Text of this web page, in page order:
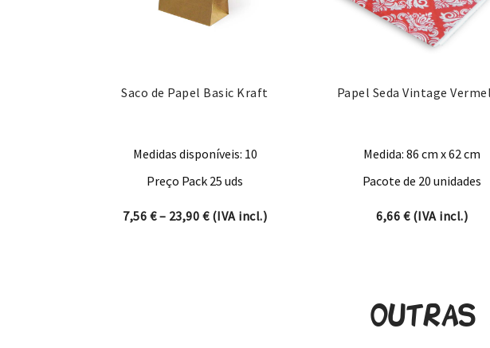
Saco de Papel Basic Kraft
Medidas disponíveis: 10
Preço Pack 25 uds
7,56 € – 23,90 €Price range: 7,56 € through 23,90 €
(IVA incl.)
Papel Seda Vintage
Medida: 86 cm x 62 cm
Pacote de 20 unidades
6,66 €(IVA incl.)
Outras